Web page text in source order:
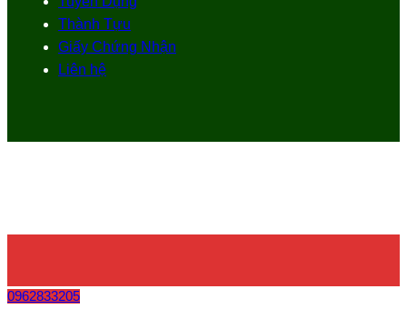
Thành Tựu
Giấy Chứng Nhận
Liên hệ
0962833205